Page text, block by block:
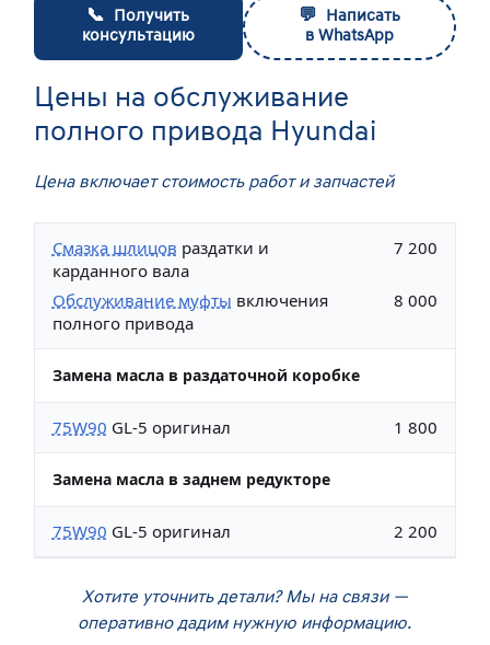
📞 Получить
консультацию
💬 Написать
в WhatsApp
Цены на обслуживание
полного привода Hyundai
Цена включает стоимость работ и запчастей
Смазка шлицов раздатки и
карданного вала
7 200
Обслуживание муфты включения
полного привода
8 000
Замена масла в раздаточной коробке
75W90 GL-5 оригинал 1 800
Замена масла в заднем редукторе
75W90 GL-5 оригинал 2 200
Хотите уточнить детали? Мы на связи —
оперативно дадим нужную информацию.